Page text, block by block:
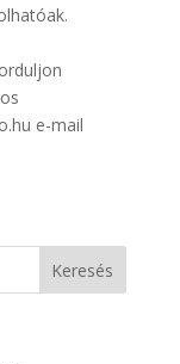
e-mail